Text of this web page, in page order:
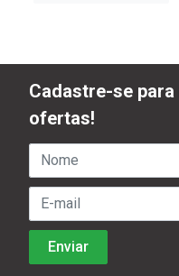
Cadastre-se
ofertas!